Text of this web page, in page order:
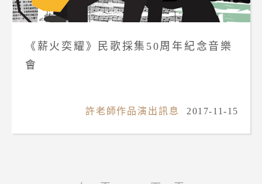
《薪火奕耀》民歌採集50周年紀念音樂
會
許老師作品演出訊息 2017-11-15